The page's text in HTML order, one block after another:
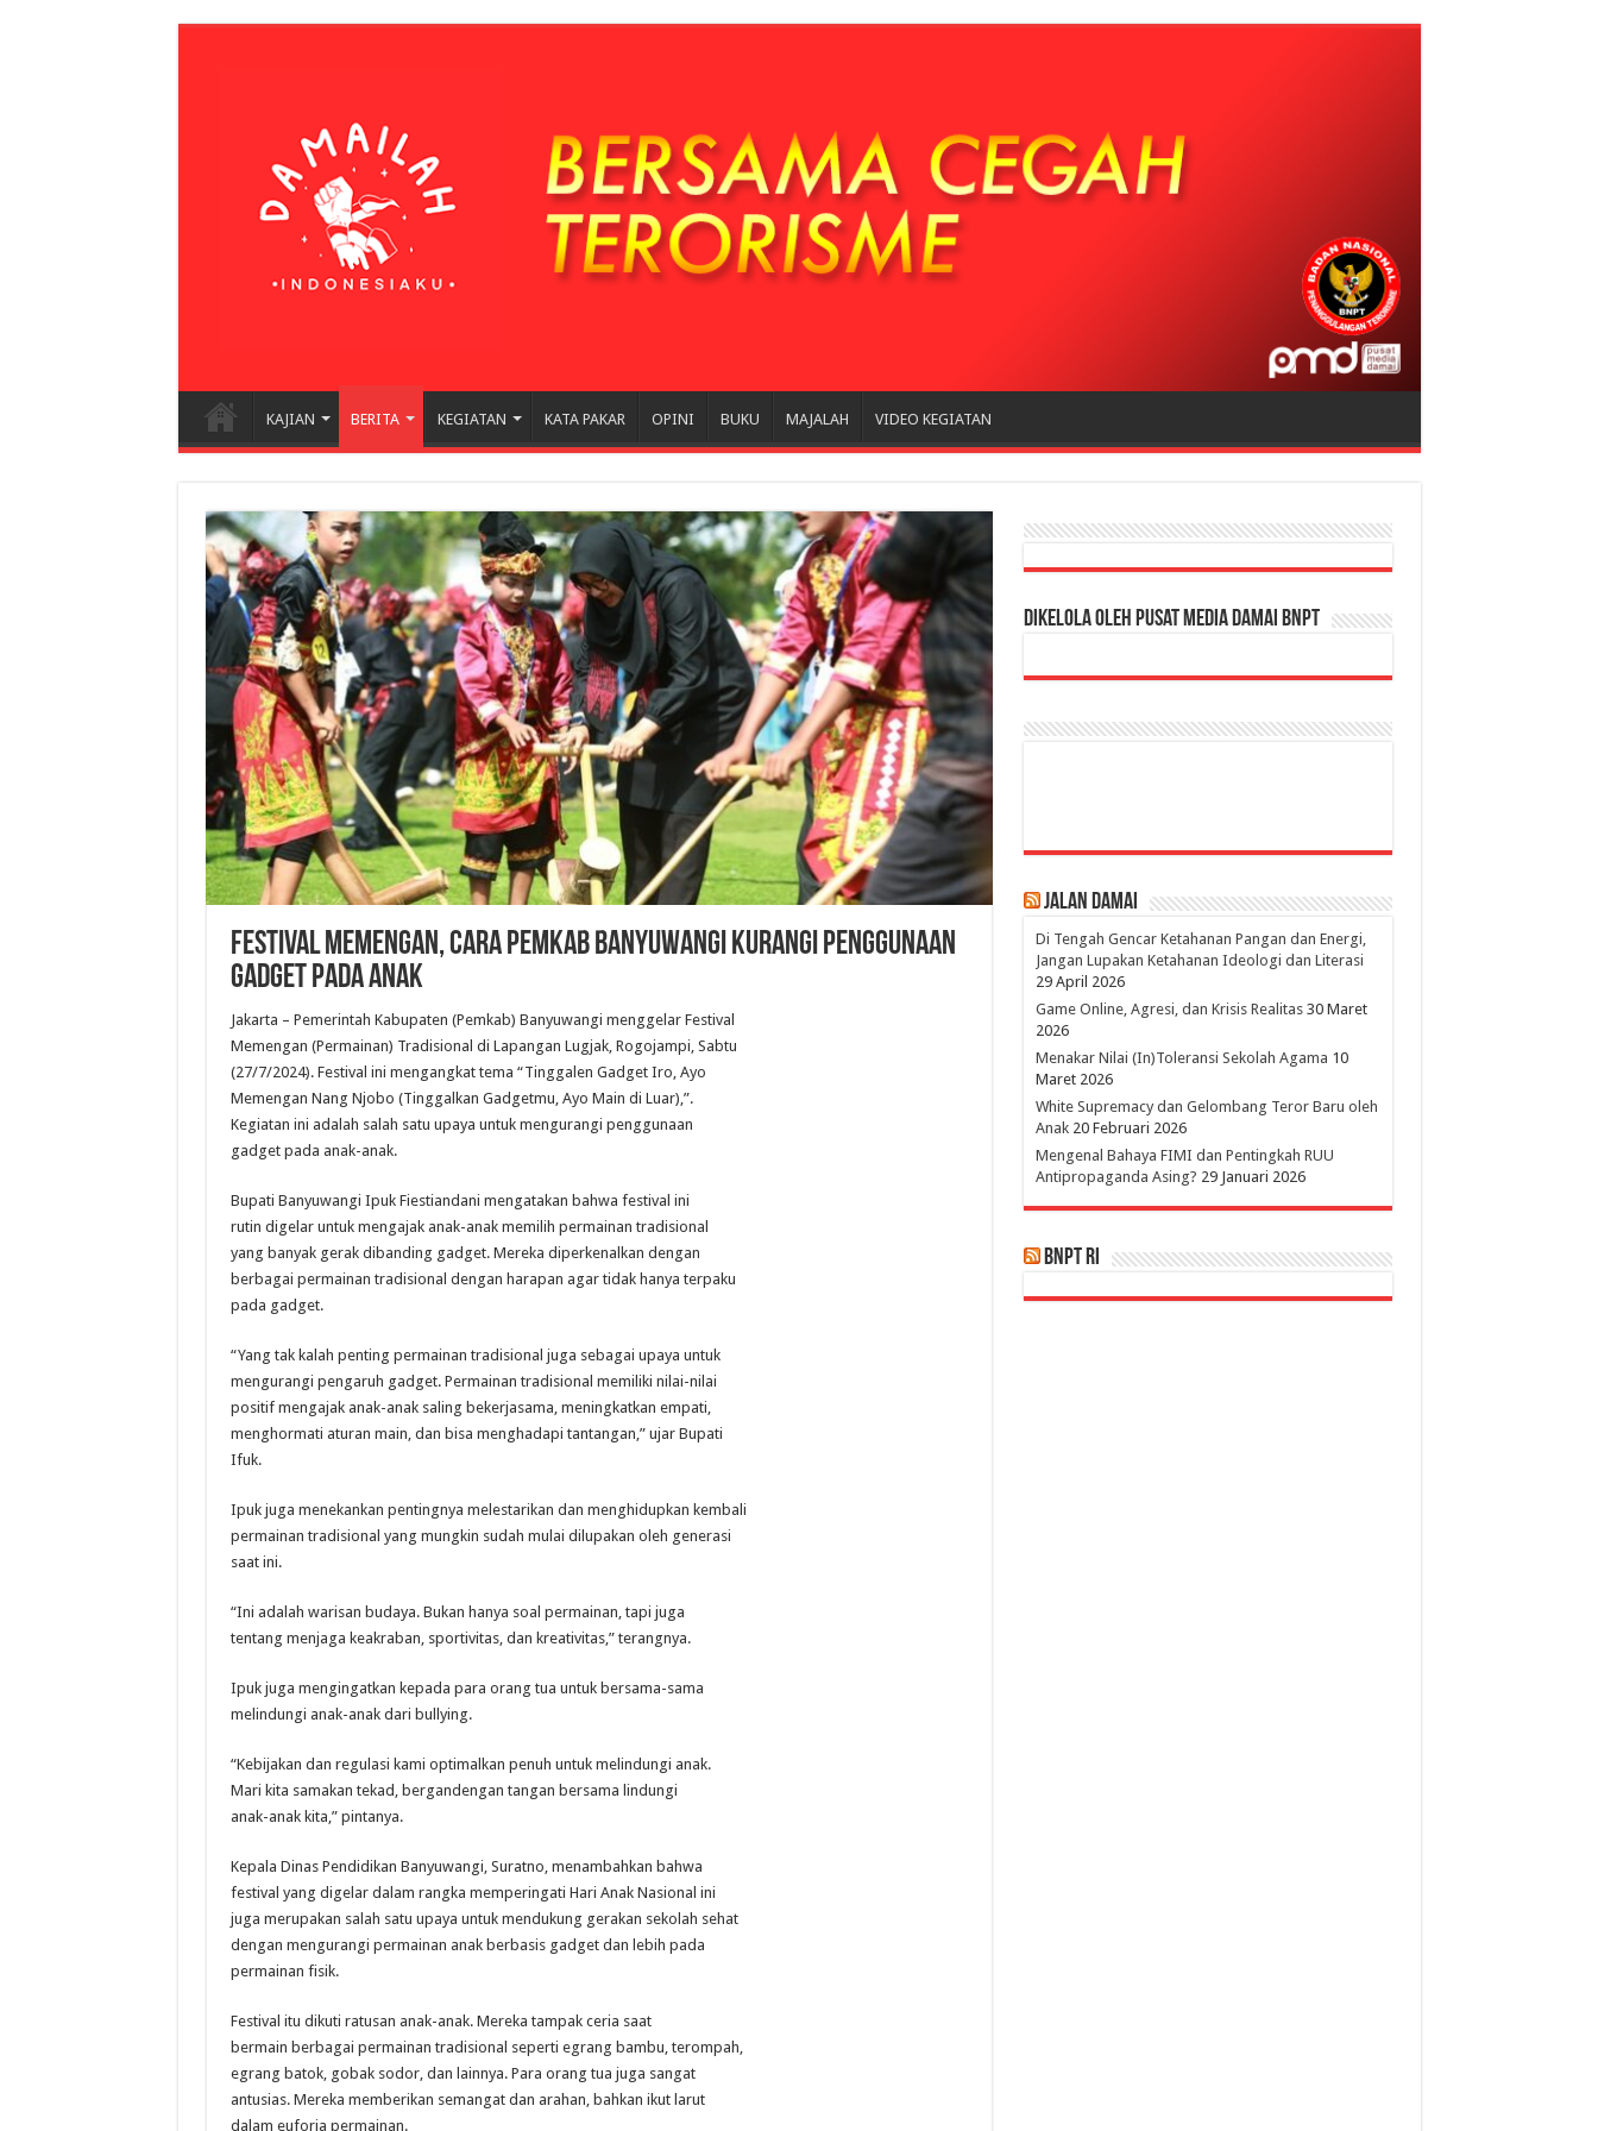
KAJIAN BERITA KEGIATAN KATA PAKAR OPINI BUKU MAJALAH VIDEO KEGIATAN
Festival Memengan, Cara Pemkab Banyuwangi Kurangi Penggunaan
Gadget pada Anak
Jakarta – Pemerintah Kabupaten (Pemkab) Banyuwangi menggelar Festival
Memengan (Permainan) Tradisional di Lapangan Lugjak, Rogojampi, Sabtu
(27/7/2024). Festival ini mengangkat tema “Tinggalen Gadget Iro, Ayo
Memengan Nang Njobo (Tinggalkan Gadgetmu, Ayo Main di Luar),”.
Kegiatan ini adalah salah satu upaya untuk mengurangi penggunaan
gadget pada anak-anak.
Bupati Banyuwangi Ipuk Fiestiandani mengatakan bahwa festival ini
rutin digelar untuk mengajak anak-anak memilih permainan tradisional
yang banyak gerak dibanding gadget. Mereka diperkenalkan dengan
berbagai permainan tradisional dengan harapan agar tidak hanya terpaku
pada gadget.
“Yang tak kalah penting permainan tradisional juga sebagai upaya untuk
mengurangi pengaruh gadget. Permainan tradisional memiliki nilai-nilai
positif mengajak anak-anak saling bekerjasama, meningkatkan empati,
menghormati aturan main, dan bisa menghadapi tantangan,” ujar Bupati
Ifuk.
Ipuk juga menekankan pentingnya melestarikan dan menghidupkan kembali
permainan tradisional yang mungkin sudah mulai dilupakan oleh generasi
saat ini.
“Ini adalah warisan budaya. Bukan hanya soal permainan, tapi juga
tentang menjaga keakraban, sportivitas, dan kreativitas,” terangnya.
Ipuk juga mengingatkan kepada para orang tua untuk bersama-sama
melindungi anak-anak dari bullying.
“Kebijakan dan regulasi kami optimalkan penuh untuk melindungi anak.
Mari kita samakan tekad, bergandengan tangan bersama lindungi
anak-anak kita,” pintanya.
Kepala Dinas Pendidikan Banyuwangi, Suratno, menambahkan bahwa
festival yang digelar dalam rangka memperingati Hari Anak Nasional ini
juga merupakan salah satu upaya untuk mendukung gerakan sekolah sehat
dengan mengurangi permainan anak berbasis gadget dan lebih pada
permainan fisik.
Festival itu dikuti ratusan anak-anak. Mereka tampak ceria saat
bermain berbagai permainan tradisional seperti egrang bambu, terompah,
egrang batok, gobak sodor, dan lainnya. Para orang tua juga sangat
antusias. Mereka memberikan semangat dan arahan, bahkan ikut larut
dalam euforia permainan.
Dikelola oleh Pusat Media Damai BNPT
Jalan Damai
Di Tengah Gencar Ketahanan Pangan dan Energi,
Jangan Lupakan Ketahanan Ideologi dan Literasi
29 April 2026
Game Online, Agresi, dan Krisis Realitas 30 Maret
2026
Menakar Nilai (In)Toleransi Sekolah Agama 10
Maret 2026
White Supremacy dan Gelombang Teror Baru oleh
Anak 20 Februari 2026
Mengenal Bahaya FIMI dan Pentingkah RUU
Antipropaganda Asing? 29 Januari 2026
BNPT RI